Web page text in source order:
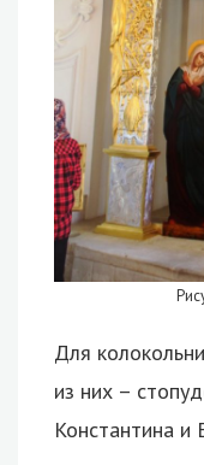
Для
из них –
Константина